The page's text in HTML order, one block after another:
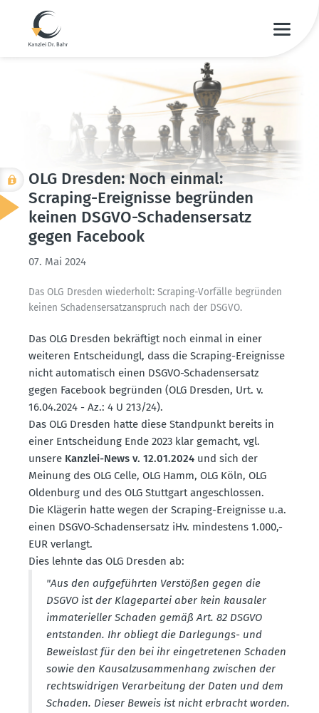
OLG Dresden: Noch einmal:
Scraping-Ereig­nisse begründen
keinen DSGVO-Schadens­ersatz
gegen Facebook
07. Mai 2024
Das OLG Dresden wiederholt: Scraping-Vorfälle begründen
keinen Schadens­er­satz­an­spruch nach der DSGVO.
Das OLG Dresden bekräftigt noch einmal in einer
weiteren Entscheidungl, dass die Scraping-Ereig­nisse
nicht automa­tisch einen DSGVO-Schadens­ersatz
gegen Facebook begründen (OLG Dresden, Urt. v.
16.04.2024 - Az.: 4 U 213/24).
Das OLG Dresden hatte diese Stand­punkt bereits in
einer Entscheidung Ende 2023 klar gemacht, vgl.
unsere Kanzlei-News v. 12.01.2024 und sich der
Meinung des OLG Celle, OLG Hamm, OLG Köln, OLG
Oldenburg und des OLG Stuttgart angeschlossen.
Die Klägerin hatte wegen der Scraping-Ereig­nisse u.a.
einen DSGVO-Schadens­ersatz iHv. mindestens 1.000,-
EUR verlangt.
Dies lehnte das OLG Dresden ab:
"Aus den aufge­führten Verstößen gegen die
DSGVO ist der Klage­partei aber kein kausaler
immate­ri­eller Schaden gemäß Art. 82 DSGVO
entstanden. Ihr obliegt die Darle­gungs- und
Beweislast für den bei ihr einge­tre­tenen Schaden
sowie den Kausal­zu­sam­menhang zwischen der
rechts­wid­rigen Verar­beitung der Daten und dem
Schaden. Dieser Beweis ist nicht erbracht worden.